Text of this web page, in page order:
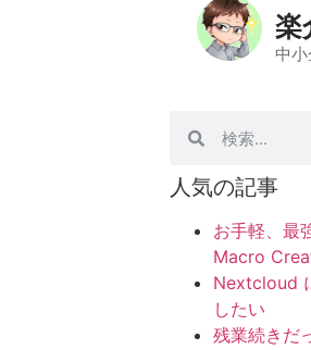
楽
中
人気の記事
お手軽、最
Macro
Nextcloud
したい
残業続きだ